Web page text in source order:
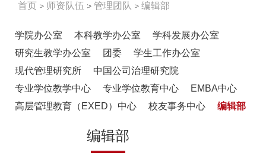
首页 师资队伍 管理团队 编辑部
学院办公室 本科教学办公室
学科发展办公室
研究生教学办公室
团委
学生工作办公室
现代管理研究所
中国公司治理研究院
专业学位教学中心
专业学位教育中心
EMBA中心
高层管理教育（EXED）中心
校友事务中心 编辑部
编辑部